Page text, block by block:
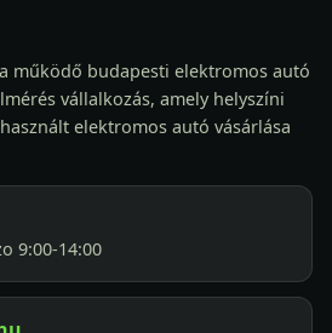
működő budapesti elektromos autó
vállalkozás, amely helyszíni
elektromos autó vásárlása
9:00-14:00